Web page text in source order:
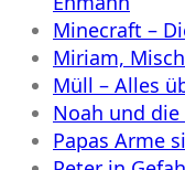
Minecraft –
Miriam,
Müll – Alles
Noah und
Papas Arme